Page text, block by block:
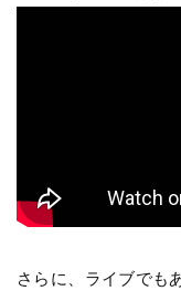
さらに、ライブでも